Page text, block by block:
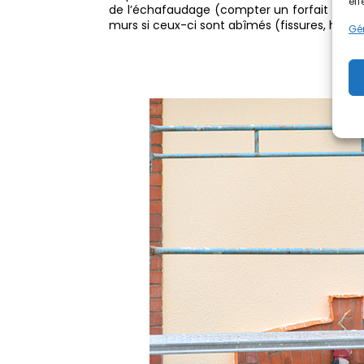
de l’échafaudage (compter un forfait de 1
murs si ceux-ci sont abîmés (fissures,